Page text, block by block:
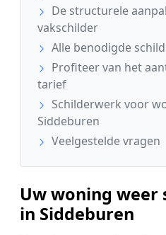
De structurele
vakschilder
Alle benodigde
Profiteer van het
tarief
Schilderwerk voor
Siddeburen
Veelgestelde vragen
Uw woning
in Siddeburen